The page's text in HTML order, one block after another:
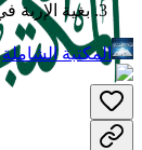
بغية
المكتبة الشاملة